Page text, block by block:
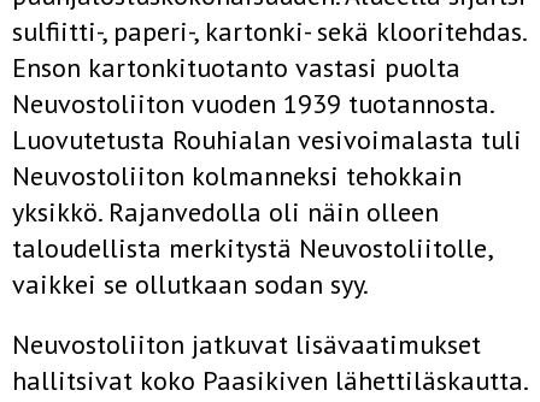
sulfiitti-, paperi-, kartonki- sekä klooritehdas.
Enson kartonkituotanto vastasi puolta
Neuvostoliiton vuoden 1939 tuotannosta.
Luovutetusta Rouhialan vesivoimalasta tuli
Neuvostoliiton kolmanneksi tehokkain
yksikkö. Rajanvedolla oli näin olleen
taloudellista merkitystä Neuvostoliitolle,
vaikkei se ollutkaan sodan syy.
Neuvostoliiton jatkuvat lisävaatimukset
hallitsivat koko Paasikiven lähettiläskautta.